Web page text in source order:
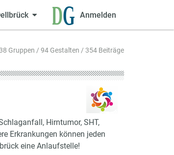
Anmelden
Gruppen / 94 Gestalten / 354 Beiträge
Hirntumor, SHT,
Erkrankungen können jeden
eine Anlaufstelle!